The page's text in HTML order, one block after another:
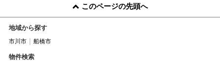
このページの先頭へ
地域から探す
市川市 船橋市
物件検索